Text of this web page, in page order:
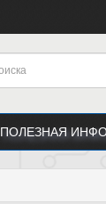
ПОЛЕЗНАЯ